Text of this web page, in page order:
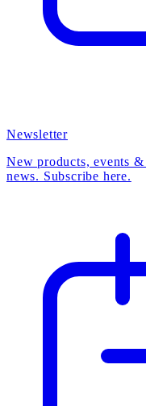
Newsletter
New products, events
news. Subscribe here.